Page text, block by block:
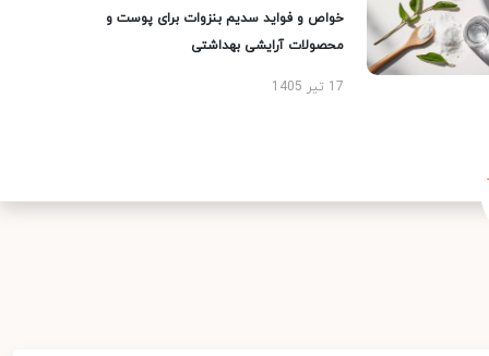
خواص و فواید سدیم بنزوات برای پوست و
محصولات آرایشی بهداشتی
17 تیر 1405